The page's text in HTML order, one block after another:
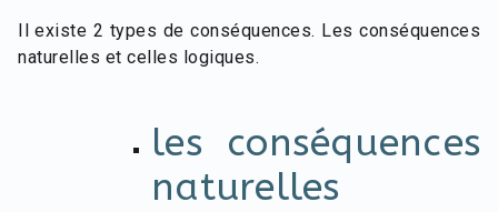
Il existe 2 types de conséquences. Les conséquences
naturelles et celles logiques.
les conséquences
naturelles